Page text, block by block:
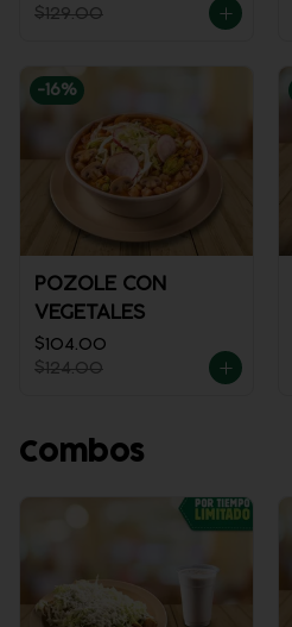
$129.00
-16%
POZOLE CON
VEGETALES
$104.00
$124.00
Combos